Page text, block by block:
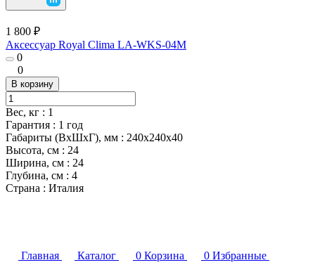
1 800 ₽
Аксессуар Royal Clima LA-WKS-04M
0
0
В корзину
Вес, кг : 1
Гарантия : 1 год
Габариты (ВxШxГ), мм : 240x240x40
Высота, см : 24
Ширина, см : 24
Глубина, см : 4
Страна : Италия
Главная Каталог 0 Корзина 0 Избранные